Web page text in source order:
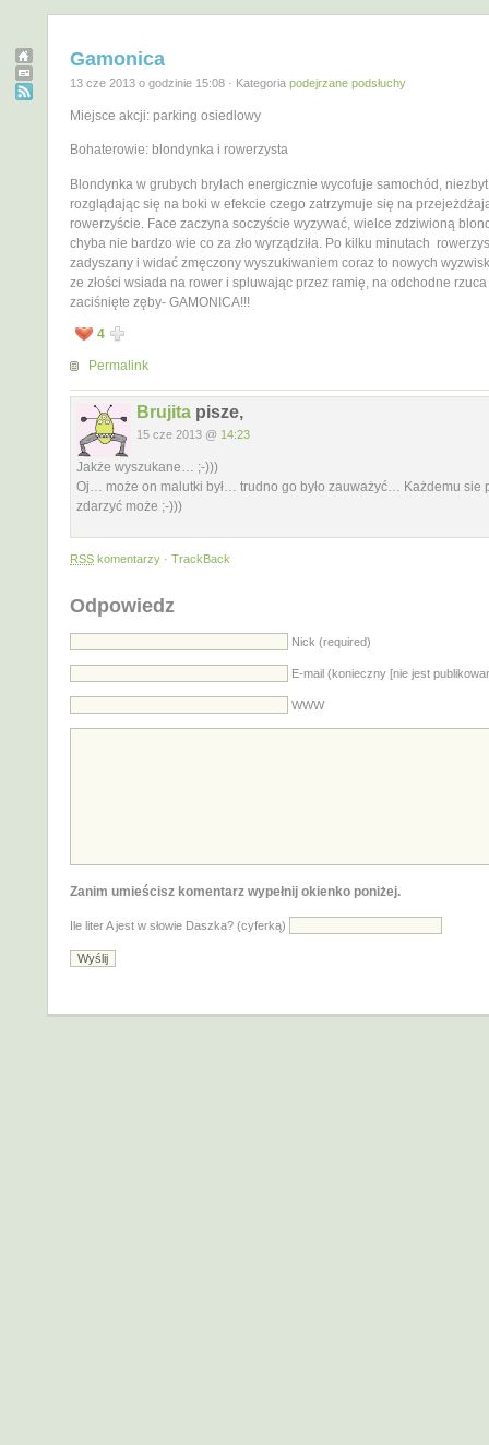
Gamonica
13 cze 2013 o godzinie 15:08 · Kategoria podejrzane podsłuchy
Miejsce akcji: parking osiedlowy
Bohaterowie: blondynka i rowerzysta
Blondynka w grubych brylach energicznie wycofuje samochód, niezbyt
rozglądając się na boki w efekcie czego zatrzymuje się na
rowerzyście. Face zaczyna soczyście wyzywać, wielce zdziwioną
chyba nie bardzo wie co za zło wyrządziła. Po kilku minutach
zadyszany i widać zmęczony wyszukiwaniem coraz to nowych
ze złości wsiada na rower i spluwając przez ramię, na odchodne
zaciśnięte zęby- GAMONICA!!!
4
Permalink
Brujita pisze,
15 cze 2013 @ 14:23
Jakże wyszukane… ;-)))
Oj… może on malutki był… trudno go było zauważyć… Każdemu sie
zdarzyć może ;-)))
RSS komentarzy · TrackBack
Odpowiedz
Nick (required)
E-mail (konieczny [nie jest
WWW
Zanim umieścisz komentarz wypełnij okienko poniżej.
Ile liter A jest w słowie Daszka? (cyferką)